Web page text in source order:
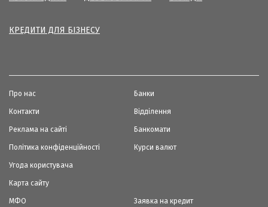
КРЕДИТИ ДЛЯ БІЗНЕСУ
Про нас
Контакти
Реклама на сайті
Політика конфіденційності
Угода користувача
Карта сайту
Банки
Відділення
Банкомати
Курси валют
МФО Заявка на кредит